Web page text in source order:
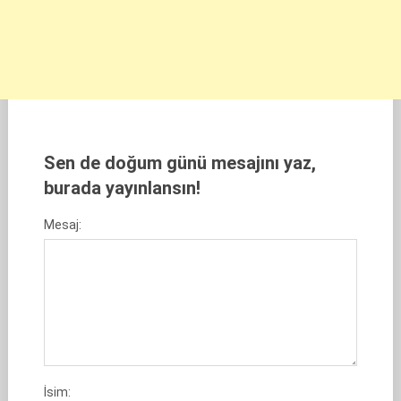
Sen de doğum günü mesajını yaz,
burada yayınlansın!
Mesaj:
İsim: